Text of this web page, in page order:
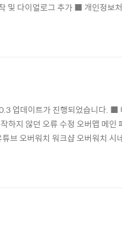
및 다이얼로그 추가 ■ 개인정보
의 소셜로그인만을 이용하고 있
업데이트가 진행되었습니다.
하지 않던 오류 수정 오버맵 메
브 오버워치 워크샵 오버워치
출력되지 않는 문제 수정 변경 사